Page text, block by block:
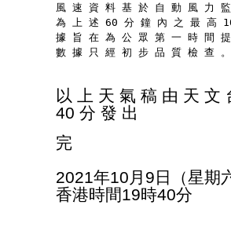
風 速 資 料 基 於 自 動 風 力
為 上 述 60 分 鐘 內 之 最 高
據 旨 在 為 公 眾 第 一 時 間
數 據 只 經 初 步 品 質 檢 查 。
以 上 天 氣 稿 由 天 文
40 分 發 出
完
2021年10月9日（星期
香港時間19時40分